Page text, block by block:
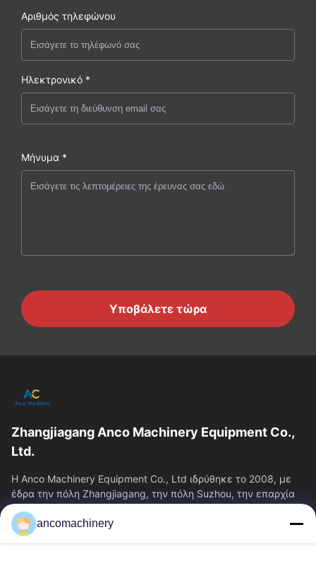
Αριθμός τηλεφώνου
Ηλεκτρονικό *
Μήνυμα *
Υποβάλετε τώρα
Zhangjiagang Anco Machinery Equipment Co.,
Ltd.
Η Anco Machinery Equipment Co., Ltd ιδρύθηκε το 2008, με
έδρα την πόλη Zhangjiagang, την πόλη Suzhou, την επαρχία
Jiangsu.
Γρήγοροι Σύνδεσμοι
ancomachinery